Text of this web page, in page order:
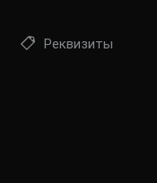
Реквизиты